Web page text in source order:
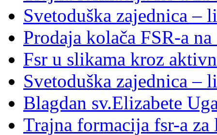
Svetoduška zajednica –
Prodaja kolača FSR-a
Fsr u slikama kroz
Svetoduška zajednica –
Blagdan sv.Elizabete
Trajna formacija fsr-a za